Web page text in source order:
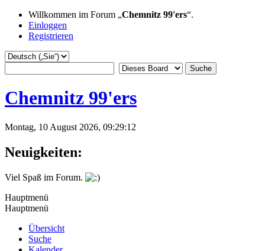
Willkommen im Forum „Chemnitz 99'ers“.
Einloggen
Registrieren
Chemnitz 99'ers
Montag, 10 August 2026, 09:29:12
Neuigkeiten:
Viel Spaß im Forum.
Hauptmenü
Hauptmenü
Übersicht
Suche